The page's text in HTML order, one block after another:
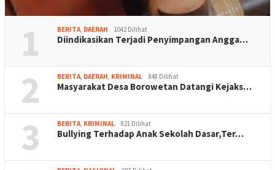
1 BERITA DAERAH 1042 Dilihat
Diindikasikan Terjadi Penyimpangan Angga…
2 BERITA DAERAH KRIMINAL 848 Dilihat
Masyarakat Desa Borowetan Datangi Kejaks…
3 BERITA KRIMINAL 821 Dilihat
Bullying Terhadap Anak Sekolah Dasar,Ter…